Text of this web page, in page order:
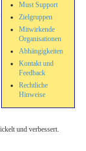
Must Support
Zielgruppen
Mitwirkende
Organisationen
Abhängigkeiten
Kontakt und
Feedback
Rechtliche
Hinweise
und verbessert.